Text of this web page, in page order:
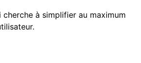
cherche à simplifier au maximum